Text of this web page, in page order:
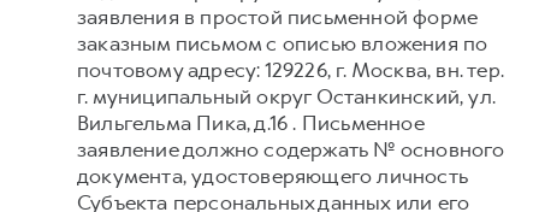
заявления в простой письменной форме
заказным письмом с описью вложения по
почтовому адресу: 129226, г. Москва, вн. тер.
г. муниципальный округ Останкинский, ул.
Вильгельма Пика, д.16 . Письменное
заявление должно содержать № основного
документа, удостоверяющего личность
Субъекта персональных данных или его